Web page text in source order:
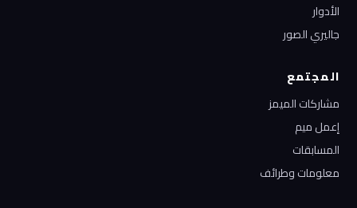
الأدوار
جاليري الصور
المجتمع
مشاركات الميمز
إعمل ميم
المسابقات
معلومات وطرائف